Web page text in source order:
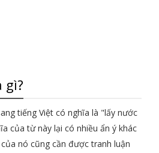
gì?
tiếng Việt có nghĩa là "lấy nước
của từ này lại có nhiều ẩn ý khác
nó cũng cần được tranh luận